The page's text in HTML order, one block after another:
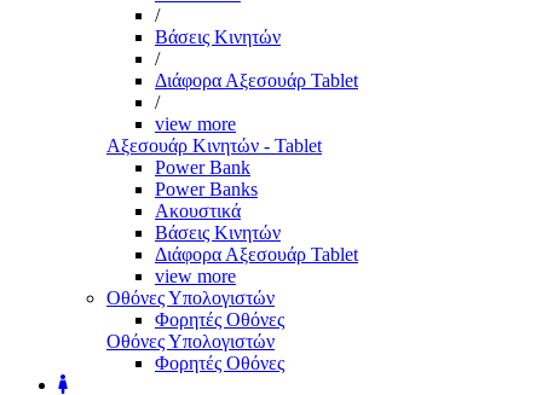
/
Βάσεις Κινητών
/
Διάφορα Αξεσουάρ Tablet
/
view more
Αξεσουάρ Κινητών - Tablet
Power Bank
Power Banks
Ακουστικά
Βάσεις Κινητών
Διάφορα Αξεσουάρ Tablet
view more
Οθόνες Υπολογιστών
Φορητές Οθόνες
Οθόνες Υπολογιστών
Φορητές Οθόνες